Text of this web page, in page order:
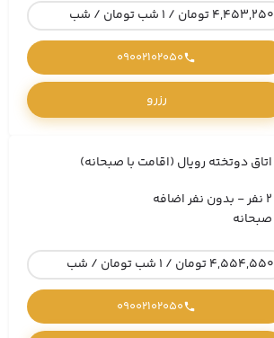
4,453,250 تومان / 1 شب تومان / شب
09002102050
رزرو
اتاق دوتخته رویال (اقامت با صبحانه)
2 نفر - بدون نفر اضافه
صبحانه
4,554,550 تومان / 1 شب تومان / شب
09002102050